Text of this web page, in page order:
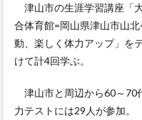
津山市の生涯学習講座「
合体育館=岡山県津山市山
動、楽しく体力アップ」を
けて計4回学ぶ。
津山市と周辺から60～70
力テストには29人が参加。